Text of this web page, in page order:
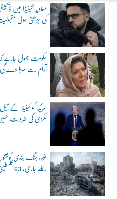
کی بڑھتی ہوئی
حکومت بھول جائے کہ
آرام سے سزا دے گی:
امریکہ کو کینیڈا کے
لکڑی کی ضرورت
غزہ: جنگ بندی
حملے جاری، 63 فلسطینی شہید